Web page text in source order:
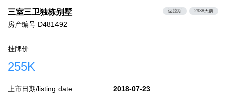
三室三卫独栋别墅
房产编号 D481492
达拉斯 2938天前
挂牌价
255K
上市日期/listing date: 2018-07-23